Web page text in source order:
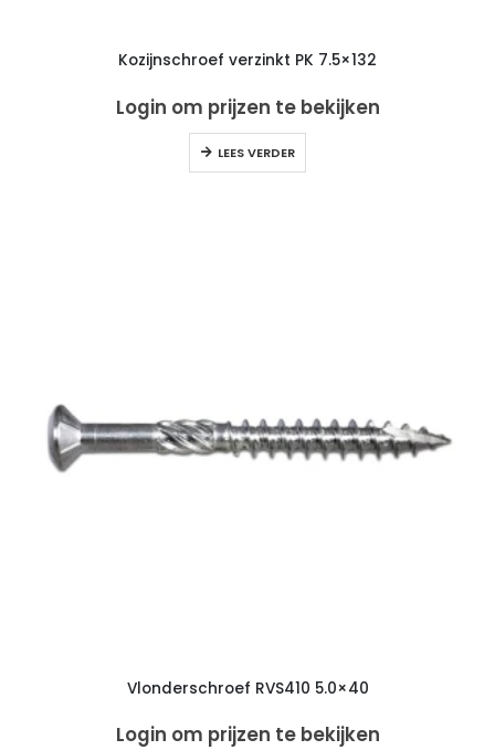
Kozijnschroef verzinkt PK 7.5×132
Login om prijzen te bekijken
LEES VERDER
Vlonderschroef RVS410 5.0×40
Login om prijzen te bekijken